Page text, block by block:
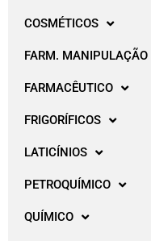
COSMÉTICOS
FARM. MANIPULAÇÃO
FARMACÊUTICO
FRIGORÍFICOS
LATICÍNIOS
PETROQUÍMICO
QUÍMICO